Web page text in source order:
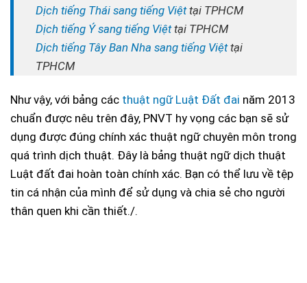
Dịch tiếng Thái sang tiếng Việttại TPHCM
Dịch tiếng Ý sang tiếng Việttại TPHCM
Dịch tiếng Tây Ban Nha sang tiếng Việttại
TPHCM
Như vậy, với bảng các thuật ngữ Luật Đất đai năm 2013
chuẩn được nêu trên đây, PNVT hy vọng các bạn sẽ sử
dụng được đúng chính xác thuật ngữ chuyên môn trong
quá trình dịch thuật. Đây là bảng thuật ngữ dịch thuật
Luật đất đai hoàn toàn chính xác. Bạn có thể lưu về tệp
tin cá nhận của mình để sử dụng và chia sẻ cho người
thân quen khi cần thiết./.